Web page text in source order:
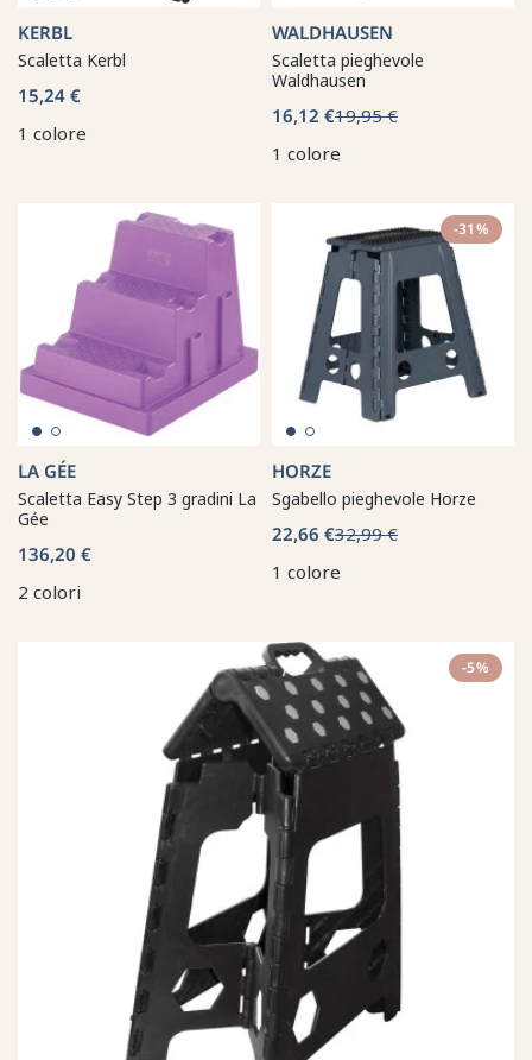
KERBL
Scaletta Kerbl
15,24 €
1 colore
WALDHAUSEN
Scaletta pieghevole
Waldhausen
16,12 €19,95 €
1 colore
LA GÉE
Scaletta Easy Step 3 gradini La
Gée
136,20 €
2 colori
-31%
HORZE
Sgabello pieghevole Horze
22,66 €32,99 €
1 colore
-5%